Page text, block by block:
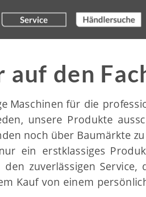
Maschinen für die
unsere Produkte
noch über Baumärkte zu
ein erstklassiges
den zuverlässigen Service,
Kauf von einem
den